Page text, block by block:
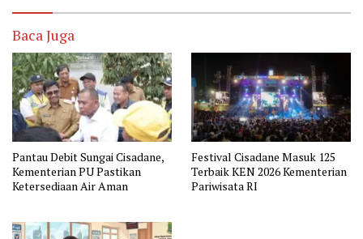
Baca Juga
Pantau Debit Sungai Cisadane,
Kementerian PU Pastikan
Ketersediaan Air Aman
Festival Cisadane Masuk 125
Terbaik KEN 2026 Kementerian
Pariwisata RI